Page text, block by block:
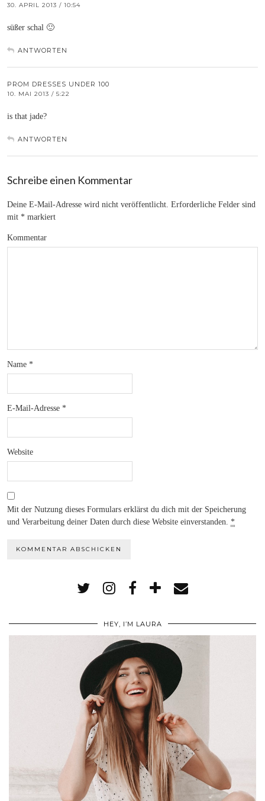
30. APRIL 2013 / 10:54
süßer schal 🙂
ANTWORTEN
PROM DRESSES UNDER 100
10. MAI 2013 / 5:22
is that jade?
ANTWORTEN
Schreibe einen Kommentar
Deine E-Mail-Adresse wird nicht veröffentlicht. Erforderliche Felder sind
mit * markiert
Kommentar
Name *
E-Mail-Adresse *
Website
Mit der Nutzung dieses Formulars erklärst du dich mit der Speicherung
und Verarbeitung deiner Daten durch diese Website einverstanden. *
HEY, I’M LAURA